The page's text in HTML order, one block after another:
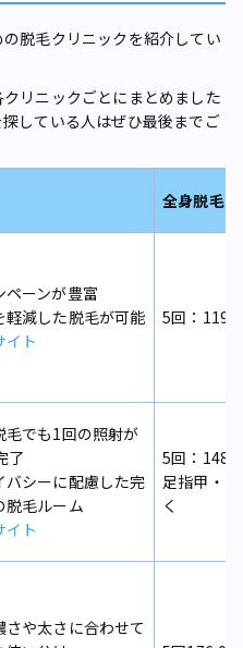
脱毛クリニックを紹介してい
リニックごとにまとめました
している人はぜひ最後までご
全身脱毛
ペーンが豊富
軽減した脱毛が可能
ト
5回：
毛でも1回の照射が
了
バシーに配慮した完
脱毛ルーム
ト
5回：
足指甲・
く
さや太さに合わせて